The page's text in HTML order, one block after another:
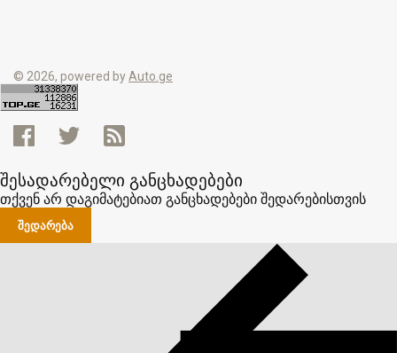
© 2026, powered byAuto.ge
შესადარებელი განცხადებები
თქვენ არ დაგიმატებიათ განცხადებები შედარებისთვის
ᲨᲔᲓᲐᲠᲔᲑᲐ